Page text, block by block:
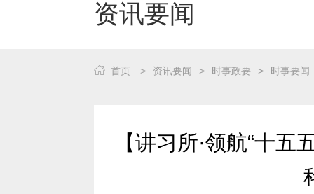
资讯要闻
首页 > 资讯要闻 > 时事政要 > 时事要闻